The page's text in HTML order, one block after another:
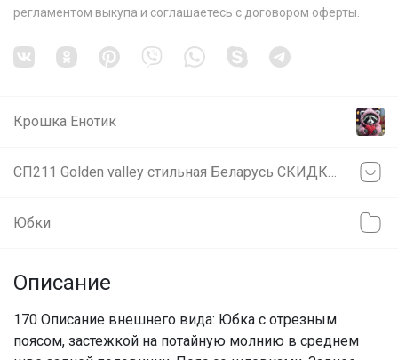
регламентом выкупа и соглашаетесь с договором оферты
Крошка Енотик
Юбки
Описание
170 Описание внешнего вида: Юбка с отрезным
поясом, застежкой на потайную молнию в среднем